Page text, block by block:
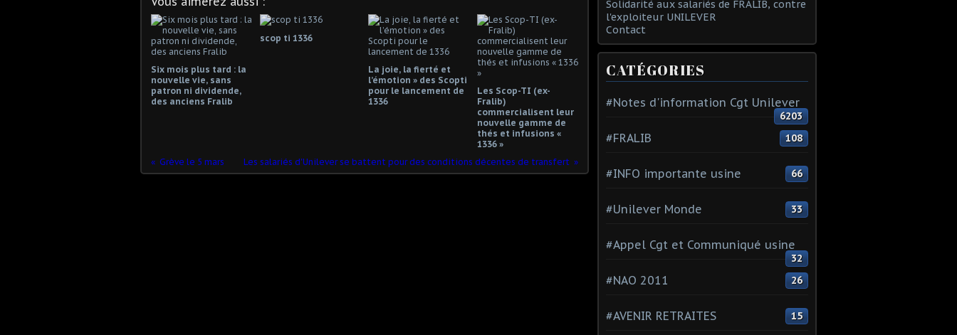
Six mois plus tard : la
nouvelle vie, sans
patron ni dividende,
des anciens Fralib
scop ti 1336
La joie, la fierté et
l’émotion » des Scopti
pour le lancement de
1336
Les Scop-TI (ex-
Fralib)
commercialisent leur
nouvelle gamme de
thés et infusions «
1336 »
Grève le 5 mars
Les salariés d'Unilever se battent pour des conditions décentes de transfert
Solidarité aux salariés de FRALIB, contre
l'exploiteur UNILEVER
Contact
CATÉGORIES
#Notes d'information Cgt Unilever
6203
#FRALIB 108
#INFO importante usine 66
#Unilever Monde 33
#Appel Cgt et Communiqué usine
32
#NAO 2011 26
#AVENIR RETRAITES 15